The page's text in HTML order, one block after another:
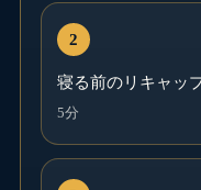
寝る前のリキャッ
5分